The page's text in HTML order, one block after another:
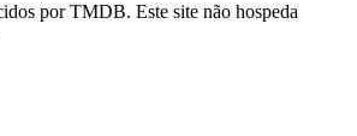
por TMDB. Este site não hospeda